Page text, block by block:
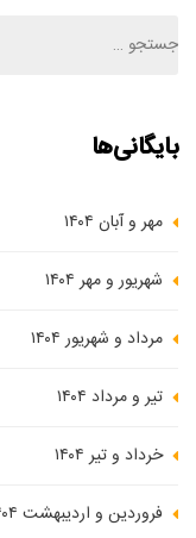
بایگانی‌ها
مهر و آبان ۱۴۰۴
شهریور و مهر ۱۴۰۴
مرداد و شهریور ۱۴۰۴
تیر و مرداد ۱۴۰۴
خرداد و تیر ۱۴۰۴
فروردین و اردیبهشت ۱۴۰۴